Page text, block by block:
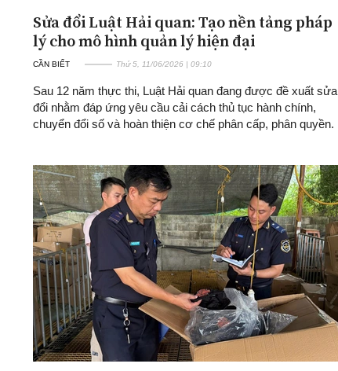
Sửa đổi Luật Hải quan: Tạo nền tảng pháp
lý cho mô hình quản lý hiện đại
CẦN BIẾT Thứ 5, 11/06/2026 | 09:10
Sau 12 năm thực thi, Luật Hải quan đang được đề xuất sửa
đổi nhằm đáp ứng yêu cầu cải cách thủ tục hành chính,
chuyển đổi số và hoàn thiện cơ chế phân cấp, phân quyền.